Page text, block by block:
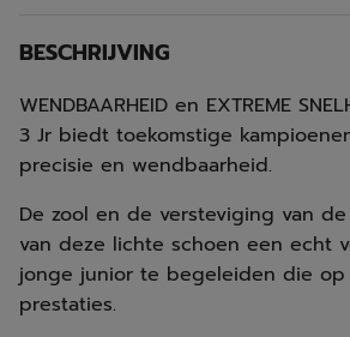
BESCHRIJVING
WENDBAARHEID en EXTREME
3 Jr biedt toekomstige
precisie en wendbaarheid.
De zool en de versteviging van
van deze lichte schoen een echt
jonge junior te begeleiden die op
prestaties.